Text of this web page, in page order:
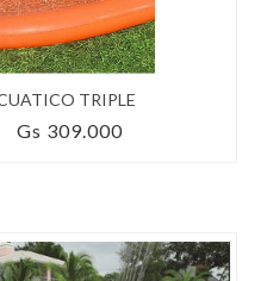
TRIPLE
Gs 309.000